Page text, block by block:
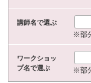
講師名で選ぶ
※部
ワークショッ
プ名で選ぶ
※部